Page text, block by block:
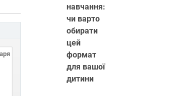
навчання:
чи варто
обирати
цей
формат
для вашої
дитини